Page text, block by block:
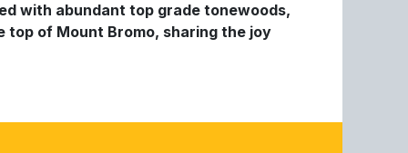
with abundant top grade tonewoods,
top of Mount Bromo, sharing the joy